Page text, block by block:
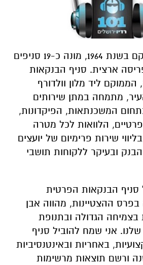
בנק ירושלים, שהוקם בשנת 1964, מונה כ-19 סניפים
ארצית. סניף הבנקאות
, הממוקם ליד מלון וולדורף
, מתמחה במתן שירותים
המשכנתאות, הפיקדונות,
הלוואות לכל מטרה
שירות פרימיום של יועצים
ובעיקר ללקוחות תושבי
סניף הבנקאות הפרטית
בפרס ההצטיינות, מהווה אבן
בצמיחה הגדולה ובתנופת
שלנו. אני שמח להוביל סניף
באחריות ובאינטנסיביות
ורשם תוצאות מרשימות